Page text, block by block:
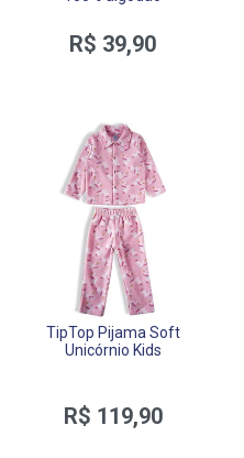
R$ 39,90
TipTop Pijama Soft
Unicórnio Kids
R$ 119,90